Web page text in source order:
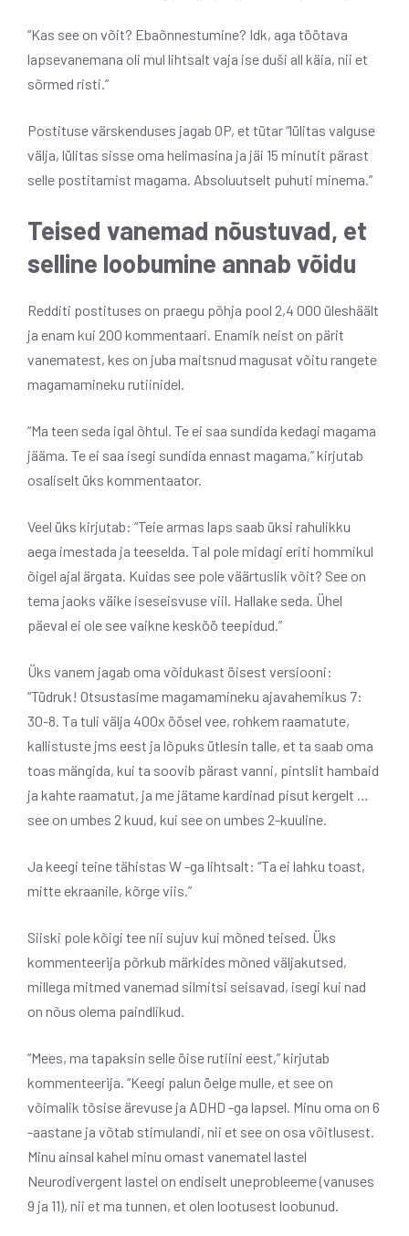
“Kas see on võit? Ebaõnnestumine? Idk, aga töötava
lapsevanemana oli mul lihtsalt vaja ise duši all käia, nii et
sõrmed risti.”
Postituse värskenduses jagab OP, et tütar “lülitas valguse
välja, lülitas sisse oma helimasina ja jäi 15 minutit pärast
selle postitamist magama. Absoluutselt puhuti minema.”
Teised vanemad nõustuvad, et
selline loobumine annab võidu
Redditi postituses on praegu põhja pool 2,4 000 üleshäält
ja enam kui 200 kommentaari. Enamik neist on pärit
vanematest, kes on juba maitsnud magusat võitu rangete
magamamineku rutiinidel.
“Ma teen seda igal õhtul. Te ei saa sundida kedagi magama
jääma. Te ei saa isegi sundida ennast magama,” kirjutab
osaliselt üks kommentaator.
Veel üks kirjutab: “Teie armas laps saab üksi rahulikku
aega imestada ja teeselda. Tal pole midagi eriti hommikul
õigel ajal ärgata. Kuidas see pole väärtuslik võit? See on
tema jaoks väike iseseisvuse viil. Hallake seda. Ühel
päeval ei ole see vaikne kesköö teepidud.”
Üks vanem jagab oma võidukast öisest versiooni:
“Tüdruk! Otsustasime magamamineku ajavahemikus 7:
30-8. Ta tuli välja 400x öösel vee, rohkem raamatute,
kallistuste jms eest ja lõpuks ütlesin talle, et ta saab oma
toas mängida, kui ta soovib pärast vanni, pintslit hambaid
ja kahte raamatut, ja me jätame kardinad pisut kergelt …
see on umbes 2 kuud, kui see on umbes 2-kuuline.
Ja keegi teine ​​tähistas W -ga lihtsalt: “Ta ei lahku toast,
mitte ekraanile, kõrge viis.”
Siiski pole kõigi tee nii sujuv kui mõned teised. Üks
kommenteerija põrkub märkides mõned väljakutsed,
millega mitmed vanemad silmitsi seisavad, isegi kui nad
on nõus olema paindlikud.
“Mees, ma tapaksin selle öise rutiini eest,” kirjutab
kommenteerija. “Keegi palun öelge mulle, et see on
võimalik tõsise ärevuse ja ADHD -ga lapsel. Minu oma on 6
-aastane ja võtab stimulandi, nii et see on osa võitlusest.
Minu ainsal kahel minu omast vanematel lastel
Neurodivergent lastel on endiselt uneprobleeme (vanuses
9 ja 11), nii et ma tunnen, et olen lootusest loobunud.